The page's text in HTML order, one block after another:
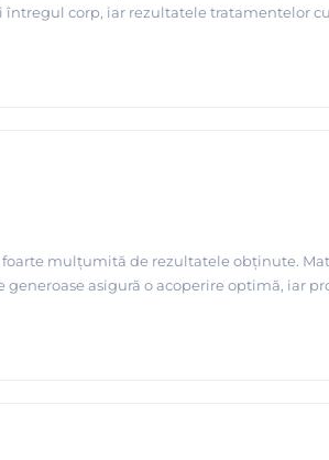
corp, iar rezultatele tratamentelor
mulțumită de rezultatele obținute.
asigură o acoperire optimă, iar